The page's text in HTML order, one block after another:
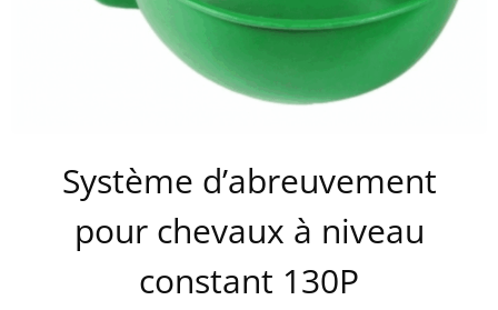
Système d’abreuvement
pour chevaux à niveau
constant 130P